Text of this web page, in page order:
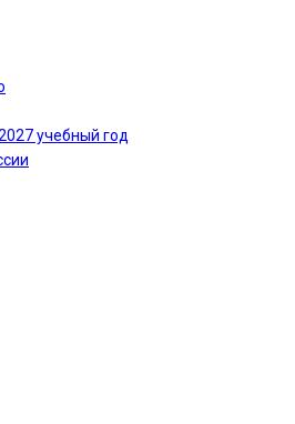
учебный год